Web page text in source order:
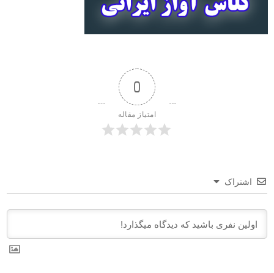
0
امتیاز مقاله
اشتراک